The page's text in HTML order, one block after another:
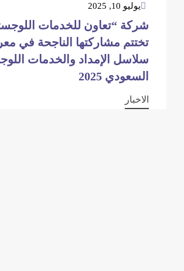
يوليو 10, 2025
شركة “تعاون للخدمات
تختتم مشاركتها الناجحة في
سلاسل الإمداد والخدمات
السعودي 2025
الاخبار